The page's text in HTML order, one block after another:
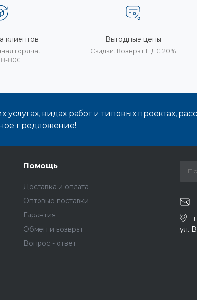
клиентов
горячая
8-800
Выгодные цены
Скидки. Возврат НДС 20%
видах работ и типовых проектах,
предложение!
Помощь
Доставка и оплата
Оптовые поставки
Гарантия
Обмен и возврат
Вопрос - ответ
ул.